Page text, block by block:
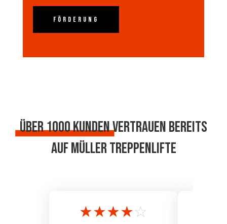
Förderung
Über 1000 Kundenvertrauen bereits
auf Müller Treppenlifte
★★★★☆